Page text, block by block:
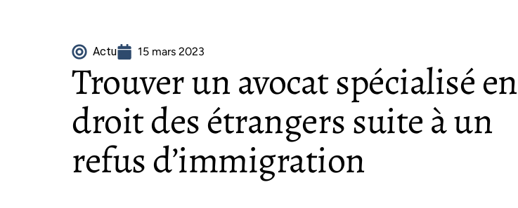
Actu 15 mars 2023
Trouver un avocat spécialisé en
droit des étrangers suite à un
refus d’immigration